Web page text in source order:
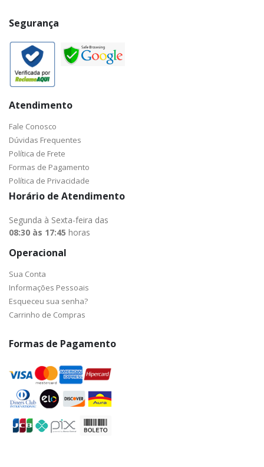
Segurança
Atendimento
Fale Conosco
Dúvidas Frequentes
Política de Frete
Formas de Pagamento
Política de Privacidade
Horário de Atendimento
Segunda à Sexta-feira das
08:30 às 17:45 horas
Operacional
Sua Conta
Informações Pessoais
Esqueceu sua senha?
Carrinho de Compras
Formas de Pagamento